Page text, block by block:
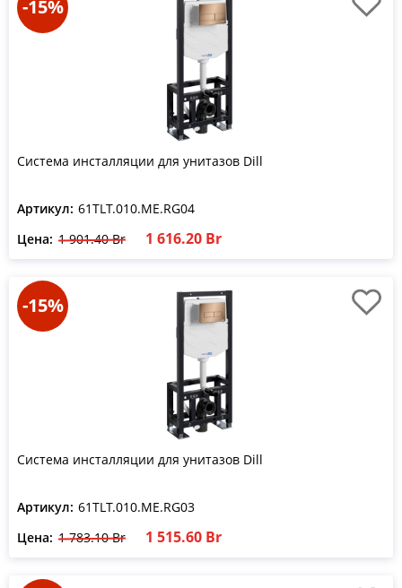
-15%
Система инсталляции для унитазов Dill
Артикул: 61TLT.010.ME.RG04
Цена: 1 901.40 Br 1 616.20 Br
-15%
Система инсталляции для унитазов Dill
Артикул: 61TLT.010.ME.RG03
Цена: 1 783.10 Br 1 515.60 Br